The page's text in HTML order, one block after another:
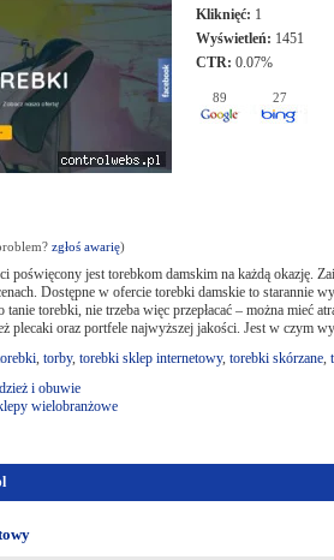
Kliknięć: 1
Wyświetleń: 1451
CTR: 0.07%
89 27
zgłoś awarię)
poświęcony jest torebkom damskim na każdą okazję.
Dostępne w ofercie torebki damskie to starannie
torebki, nie trzeba więc przepłacać – można mieć
plecaki oraz portfele najwyższej jakości. Jest w czym
, torby, torebki sklep internetowy, torebki skórzane,
i obuwie
wielobranżowe